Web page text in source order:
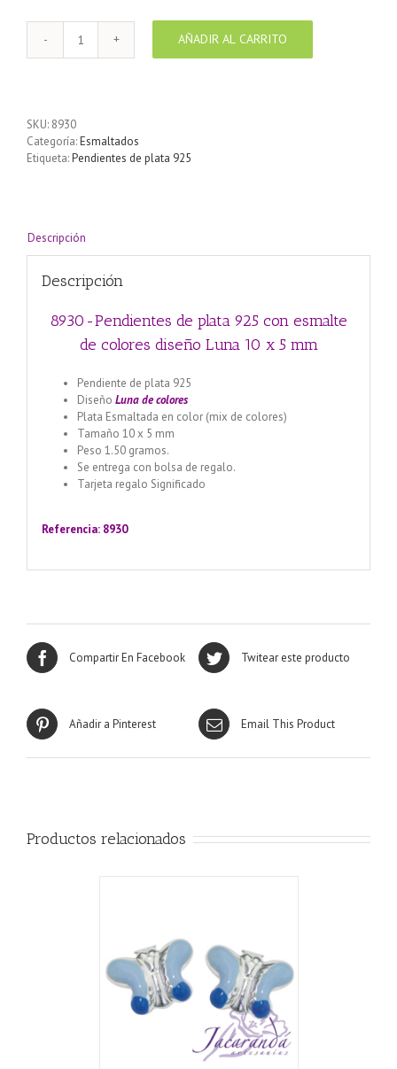
8930-
Pendientes
esmalte
de
mm
AÑADIR AL CARRITO
SKU: 8930
Categoría:Esmaltados
Etiqueta:Pendientes de plata 925
Descripción
Descripción
8930-Pendientes de plata 925 con esmalte
de colores diseño Luna 10 x 5 mm
Pendiente de plata 925
Diseño Lunade colores
Plata Esmaltada en color (mix de colores)
Tamaño 10 x 5 mm
Peso 1.50 gramos.
Se entrega con bolsa de regalo.
Tarjeta regalo Significado
Referencia: 8930
Compartir En Facebook Twitear este producto
Añadir a Pinterest Email This Product
Productos relacionados